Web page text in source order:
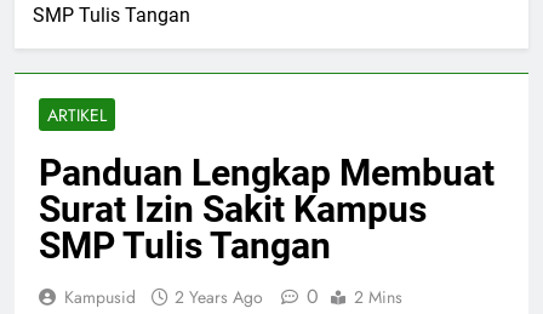
SMP Tulis Tangan
ARTIKEL
Panduan Lengkap Membuat
Surat Izin Sakit Kampus
SMP Tulis Tangan
Kampusid 2 Years Ago 0 2 Mins